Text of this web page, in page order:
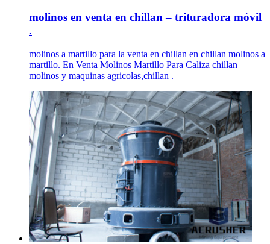
molinos en venta en chillan – trituradora móvil
.
molinos a martillo para la venta en chillan en chillan molinos a
martillo. En Venta Molinos Martillo Para Caliza chillan
molinos y maquinas agricolas,chillan .